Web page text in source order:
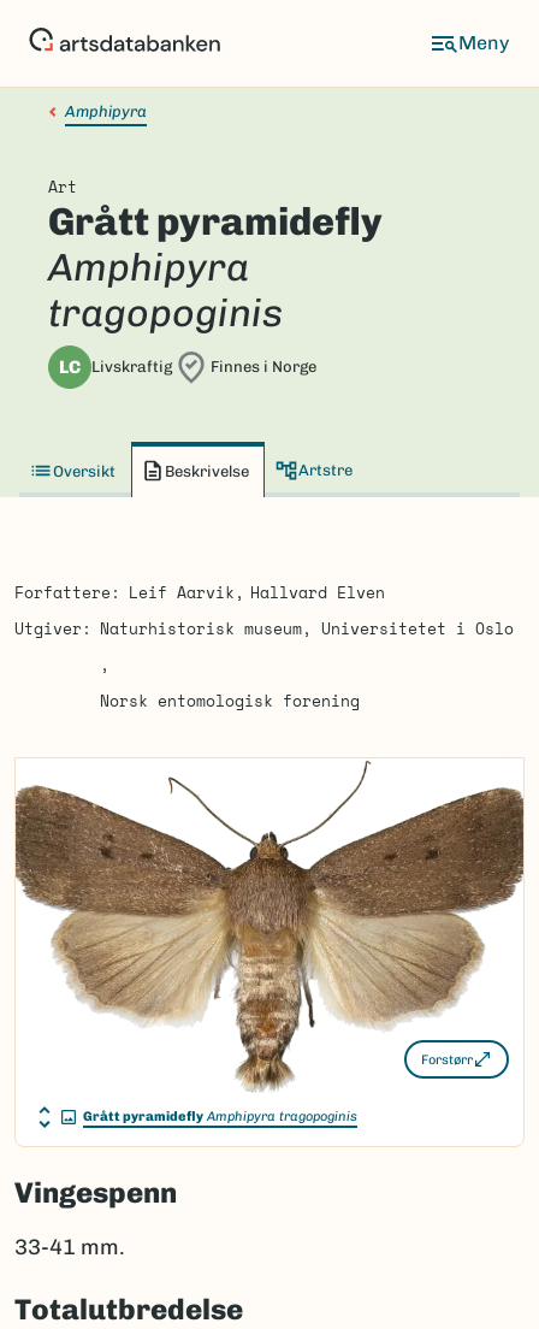
Amphipyra
Art
Grått pyramidefly
Amphipyra
tragopoginis
LC Livskraftig Finnes i Norge
Oversikt Beskrivelse Artstre
Forfattere Leif Aarvik
Hallvard Elven
Utgiver
Naturhistorisk museum, Universitetet i Oslo
Norsk entomologisk forening
Forstørr
Grått pyramidefly Amphipyra tragopoginis
Vingespenn
33-41 mm.
Totalutbredelse